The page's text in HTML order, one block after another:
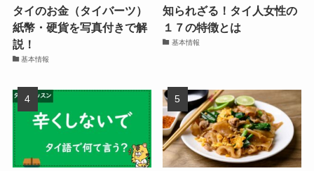
タイのお金（タイバーツ）
紙幣・硬貨を写真付きで解
説！
基本情報
知られざる！タイ人女性の
１７の特徴とは
基本情報